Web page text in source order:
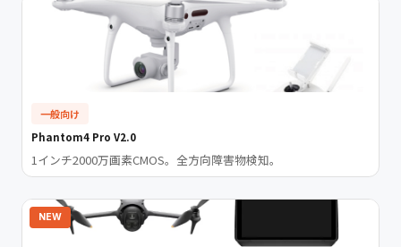
一般向け
Phantom4 Pro V2.0
1インチ2000万画素CMOS。全方向障害物検知。
NEW